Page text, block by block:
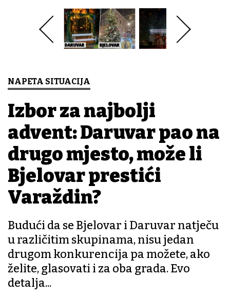
NAPETA SITUACIJA
Izbor za najbolji
advent: Daruvar pao na
drugo mjesto, može li
Bjelovar prestići
Varaždin?
Budući da se Bjelovar i Daruvar natječu
u različitim skupinama, nisu jedan
drugom konkurencija pa možete, ako
želite, glasovati i za oba grada. Evo
detalja...